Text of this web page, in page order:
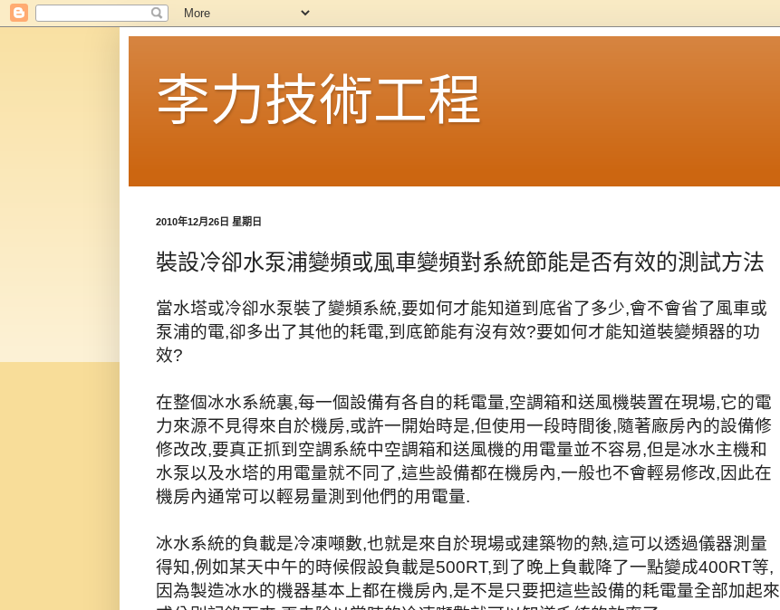
李力技術工程
2010年12月26日 星期日
裝設冷卻水泵浦變頻或風車變頻對系統節能是否有效的測試方法
當水塔或冷卻水泵裝了變頻系統,要如何才能知道到底省了多少,會不會省了風車或
泵浦的電,卻多出了其他的耗電,到底節能有沒有效?要如何才能知道裝變頻器的功
效?
在整個冰水系統裏,每一個設備有各自的耗電量,空調箱和送風機裝置在現場,它的電
力來源不見得來自於機房,或許一開始時是,但使用一段時間後,隨著廠房內的設備修
修改改,要真正抓到空調系統中空調箱和送風機的用電量並不容易,但是冰水主機和
水泵以及水塔的用電量就不同了,這些設備都在機房內,一般也不會輕易修改,因此在
機房內通常可以輕易量測到他們的用電量.
冰水系統的負載是冷凍噸數,也就是來自於現場或建築物的熱,這可以透過儀器測量
得知,例如某天中午的時候假設負載是500RT,到了晚上負載降了一點變成400RT等,
因為製造冰水的機器基本上都在機房內,是不是只要把這些設備的耗電量全部加起來